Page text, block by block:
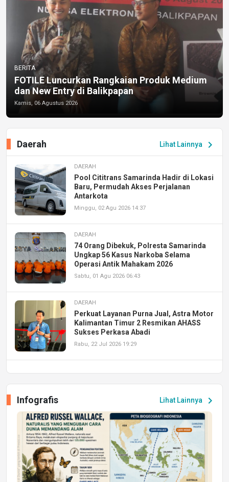
BERITA
FOTILE Luncurkan Rangkaian Produk Medium
dan New Entry di Balikpapan
Kamis, 06 Agustus 2026
Lihat Lainnya chevron_right
Daerah
DAERAH
Pool Cititrans Samarinda Hadir di Lokasi
Baru, Permudah Akses Perjalanan
Antarkota
Minggu, 02 Agu 2026 14:37
DAERAH
74 Orang Dibekuk, Polresta Samarinda
Ungkap 56 Kasus Narkoba Selama
Operasi Antik Mahakam 2026
Sabtu, 01 Agu 2026 06:43
DAERAH
Perkuat Layanan Purna Jual, Astra Motor
Kalimantan Timur 2 Resmikan AHASS
Sukses Perkasa Abadi
Rabu, 22 Jul 2026 19:29
Peluang Kerja dan Magang
Jumat, 17 Jul 2026 22:30
DAERAH
Astra Motor Kalimantan Timur 2 Dukung
Mahasiswa Samarinda dalam Astra
Honda SDGs Future Leaders 2026
Jumat, 10 Jul 2026 19:01
Lihat Lainnya chevron_right
Infografis